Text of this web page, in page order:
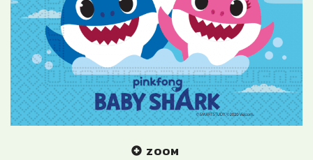
ZOOM